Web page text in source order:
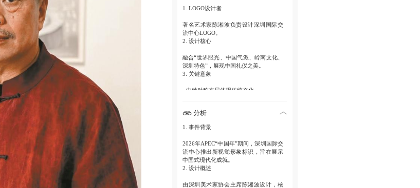
1. LOGO设计者
著名艺术家陈湘波负责设计深圳国际交
流中心LOGO。
2. 设计核心
融合“世界眼光、中国气派、岭南文化、
深圳特色”，展现中国礼仪之美。
3. 关键意象
- 中轴对称布局体现传统文化。
4.色彩意义
“深圳红”代表生命力，“沙滩金”彰显高贵
分析
1. 事件背景
2026年APEC“中国年”期间，深圳国际交
流中心推出新视觉形象标识，旨在展示
中国式现代化成就。
2. 设计概述
由深圳美术家协会主席陈湘波设计，核